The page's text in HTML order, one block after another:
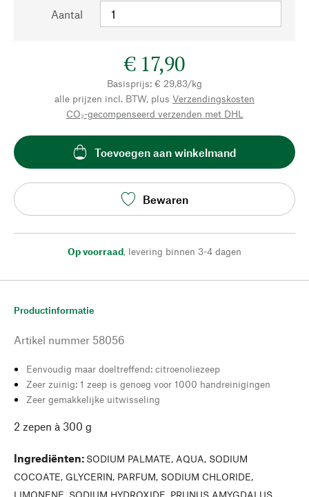
Aantal
€ 17,90
Basisprijs: € 29,83/kg
alle prijzen incl. BTW, plus Verzendingskosten
CO₂-gecompenseerd verzenden met DHL
Toevoegen aan winkelmand
Bewaren
Op voorraad, levering binnen 3-4 dagen
Productinformatie
Artikel nummer 58056
Eenvoudig maar doeltreffend: citroenoliezeep
Zeer zuinig: 1 zeep is genoeg voor 1000 handreinigingen
Zeer gemakkelijke uitwisseling
2 zepen à 300 g
Ingrediënten: SODIUM PALMATE, AQUA, SODIUM
COCOATE, GLYCERIN, PARFUM, SODIUM CHLORIDE,
LIMONENE, SODIUM HYDROXIDE, PRUNUS AMYGDALUS